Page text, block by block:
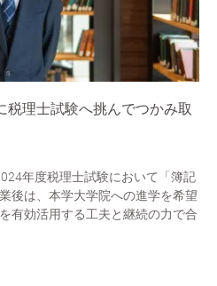
税理士試験へ挑んでつかみ取
年度税理士試験において「簿記
後は、本学大学院への進学を希望
有効活用する工夫と継続の力で合